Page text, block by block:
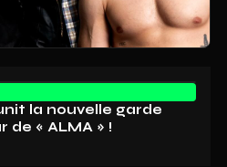
la nouvelle garde
« ALMA » !